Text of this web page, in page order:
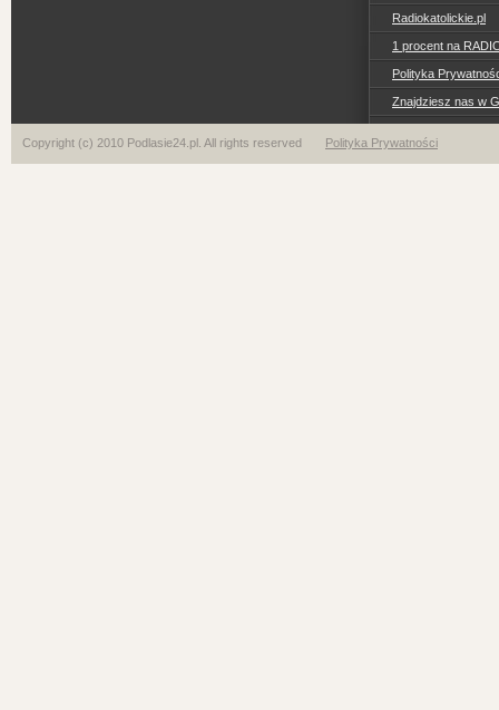
Radiokatolickie.pl
1 procent na
Polityka
Znajdziesz nas w
Copyright (c) 2010 Podlasie24.pl. All rights reserved Polityka Prywatności